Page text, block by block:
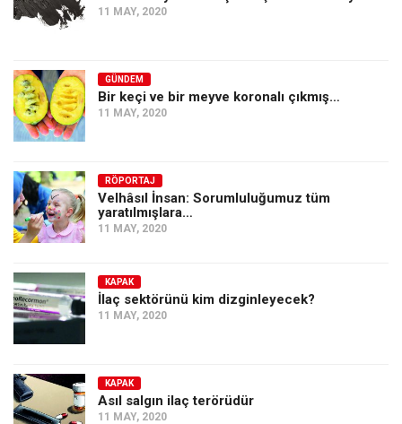
Siyaset
Dünya
Asya
Amerika
Avustralya
Tarih
Düşünce
Dosyalar
11 MAY, 2020
GÜNDEM
Bir keçi ve bir meyve koronalı çıkmış…
11 MAY, 2020
RÖPORTAJ
Velhâsıl İnsan: Sorumluluğumuz tüm
yaratılmışlara…
11 MAY, 2020
KAPAK
İlaç sektörünü kim dizginleyecek?
11 MAY, 2020
KAPAK
Asıl salgın ilaç terörüdür
11 MAY, 2020